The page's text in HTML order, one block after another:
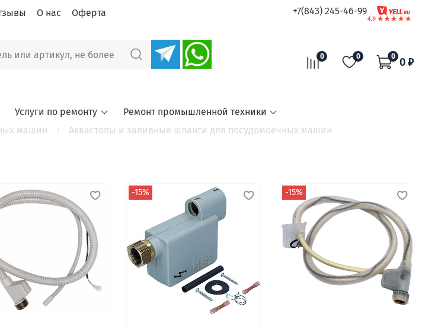
О нас Оферта +7(843) 245-46-99
0 0 0 0 ₽
Услуги по ремонту
Ремонт промышленной техники
машин Аквастопы и заливные шланги для посудомоечных машин
-15% -15%